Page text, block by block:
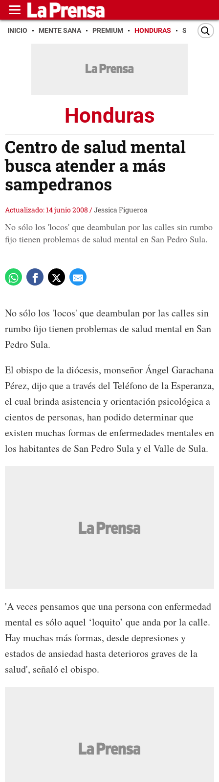
INICIO MENTE SANA PREMIUM HONDURAS SAN PEDRO
Honduras
Centro de salud mental
busca atender a más
sampedranos
Actualizado: 14 junio 2008 /Jessica Figueroa
No sólo los 'locos' que deambulan por las calles sin rumbo
fijo tienen problemas de salud mental en San Pedro Sula.
No sólo los 'locos' que deambulan por las calles sin
rumbo fijo tienen problemas de salud mental en San
Pedro Sula.
El obispo de la diócesis, monseñor Ángel Garachana
Pérez, dijo que a través del Teléfono de la Esperanza,
el cual brinda asistencia y orientación psicológica a
cientos de personas, han podido determinar que
existen muchas formas de enfermedades mentales en
los habitantes de San Pedro Sula y el Valle de Sula.
'A veces pensamos que una persona con enfermedad
mental es sólo aquel ‘loquito’ que anda por la calle.
Hay muchas más formas, desde depresiones y
estados de ansiedad hasta deterioros graves de la
salud', señaló el obispo.